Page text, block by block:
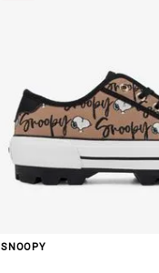
SNOOPY